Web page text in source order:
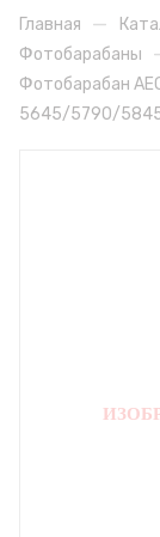
Главная —
Фотобарабаны
Фотобарабан
5645/5790/